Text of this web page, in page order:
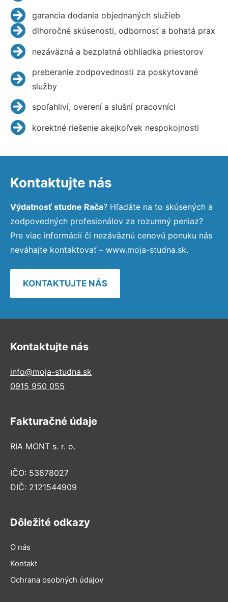
garancia dodania objednaných služieb
dlhoročné skúsenosti, odbornosť a bohatá prax
nezáväzná a bezplatná obhliadka priestorov
preberanie zodpovednosti za poskytované
služby
spoľahliví, overení a slušní pracovníci
korektné riešenie akejkoľvek nespokojnosti
Kontaktujte nás
Výdatnosť studne Rača? Hľadáte na to skúsených a
zodpovedných profesionálov za rozumný peniaz?
Pre viac informácií či nezáväznú cenovú ponuku nás
neváhajte kontaktovať – www.moja-studna.sk.
KONTAKTUJTE NÁS
Kontaktujte nás
info@moja-studna.sk
0915 950 055
Fakturačné údaje
RIA MONT s. r. o.
IČO: 53878027
DIČ: 2121544909
Dôležité odkazy
O nás
Kontakt
Ochrana osobných údajov